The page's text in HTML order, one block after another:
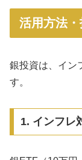
活用方法
銀投資は、イン
す。
1. インフレ